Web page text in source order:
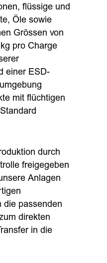
flüssige und
Öle sowie
Grössen von
pro Charge
einer ESD-
mit flüchtigen
durch
freigegeben
Anlagen
die passenden
direkten
in die